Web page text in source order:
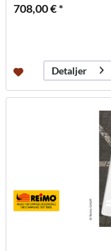
708,00 € *
Detaljer